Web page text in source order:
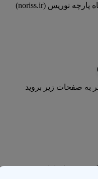
تمام حقوق اين وب‌سايت برای فروشگاه پارچه نوریس (noriss.ir)
به صفحات زیر بروید